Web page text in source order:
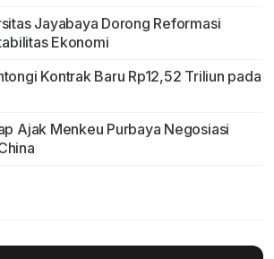
Jayabaya Dorong Reformasi
Ekonomi
Kontrak Baru Rp12,52 Triliun pada
Ajak Menkeu Purbaya Negosiasi